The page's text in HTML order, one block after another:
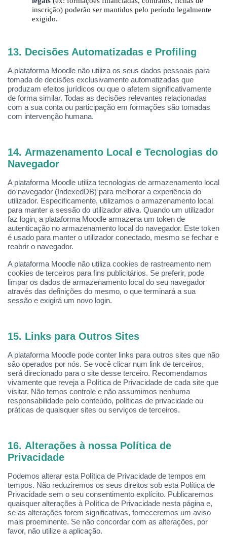
inscrição) poderão ser mantidos pelo período legalmente
exigido.
13. Decisões Automatizadas e Profiling
A plataforma Moodle não utiliza os seus dados pessoais para
tomada de decisões exclusivamente automatizadas que
produzam efeitos jurídicos ou que o afetem significativamente
de forma similar. Todas as decisões relevantes relacionadas
com a sua conta ou participação em formações são tomadas
com intervenção humana.
14. Armazenamento Local e Tecnologias do
Navegador
A plataforma Moodle utiliza tecnologias de armazenamento local
do navegador (IndexedDB) para melhorar a experiência do
utilizador. Especificamente, utilizamos o armazenamento local
para manter a sessão do utilizador ativa. Quando um utilizador
faz login, a plataforma Moodle armazena um token de
autenticação no armazenamento local do navegador. Este token
é usado para manter o utilizador conectado, mesmo se fechar e
reabrir o navegador.
A plataforma Moodle não utiliza cookies de rastreamento nem
cookies de terceiros para fins publicitários. Se preferir, pode
limpar os dados de armazenamento local do seu navegador
através das definições do mesmo, o que terminará a sua
sessão e exigirá um novo login.
15. Links para Outros Sites
A plataforma Moodle pode conter links para outros sites que não
são operados por nós. Se você clicar num link de terceiros,
será direcionado para o site desse terceiro. Recomendamos
vivamente que reveja a Política de Privacidade de cada site que
visitar. Não temos controle e não assumimos nenhuma
responsabilidade pelo conteúdo, políticas de privacidade ou
práticas de quaisquer sites ou serviços de terceiros.
16. Alterações à nossa Política de
Privacidade
Podemos alterar esta Pol ítica de Privacidade de tempos em
tempos. Não reduziremos os seus direitos sob esta Política de
Privacidade sem o seu consentimento explícito. Publicaremos
quaisquer alterações à Política de Privacidade nesta página e,
se as alterações forem significativas, forneceremos um aviso
mais proeminente. Se não concordar com as alterações, por
favor, não utilize a aplicação.